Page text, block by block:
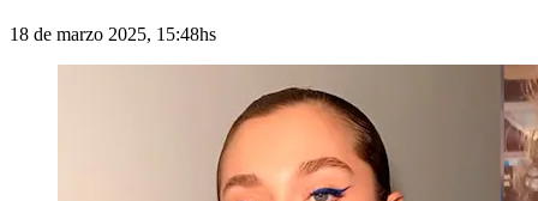
18 de marzo 2025, 15:48hs